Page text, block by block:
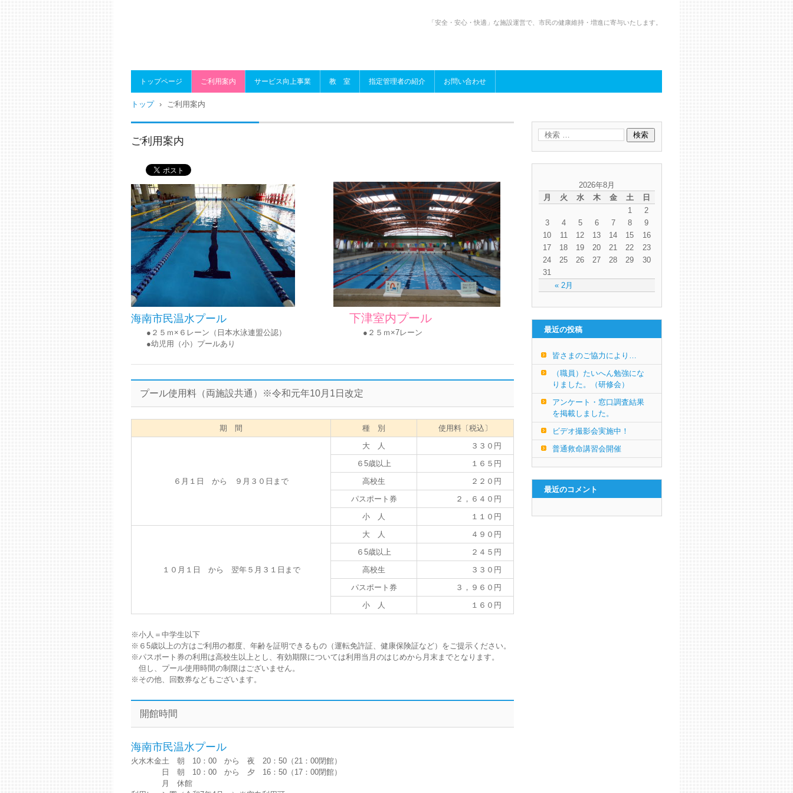
「安全・安心・快適」な施設運営で、市民の健康維持・増進に寄与いたします。
トップページ ご利用案内 サービス向上事業 教 室 指定管理者の紹介 お問い合わせ
トップ › ご利用案内
ご利用案内
海南市民温水プール 下津室内プール
●２５ｍ×６レーン（日本水泳連盟公認） ●２５ｍ×7レーン
●幼児用（小）プールあり
プール使用料（両施設共通）※令和元年10月1日改定
期 間 種 別 使用料〔税込〕
６月１日 から ９月３０日まで
大 人
３３０円
６5歳以上
１６５円
高校生
２２０円
パスポート券
２，６４０円
小 人
１１０円
１０月１日 から 翌年５月３１日まで
大 人
４９０円
６5歳以上
２４５円
高校生
３３０円
パスポート券
３，９６０円
小 人
１６０円
※小人＝中学生以下
※６5歳以上の方はご利用の都度、年齢を証明できるもの（運転免許証、健康保険証など）をご提示ください。
※パスポート券の利用は高校生以上とし、有効期限については利用当月のはじめから月末までとなります。
但し、プール使用時間の制限はございません。
※その他、回数券などもございます。
開館時間
海南市民温水プール
火水木金土 朝 10：00 から 夜 20：50（21：00閉館）
日 朝 10：00 から 夕 16：50（17：00閉館）
月 休館
2026年8月
月
火 水 木 金 土 日
« 2月
1
2
3
4 5 6 7 8
9
10
11 12 13 14 15
16
17
18 19 20 21 22
23
24
25 26 27 28 29
30
31
最近の投稿
皆さまのご協力により…
（職員）たいへん勉強にな
りました。（研修会）
アンケート・窓口調査結果
を掲載しました。
ビデオ撮影会実施中！
普通救命講習会開催
最近のコメント